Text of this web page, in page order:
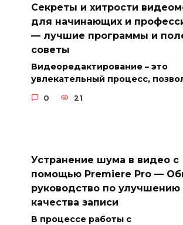
Секреты и хитрости
для начинающих и
— лучшие программы и
советы
Видеоредактирование – это
увлекательный процесс,
0 21
Устранение шума в видео с
помощью Premiere Pro —
руководство по улучшению
качества записи
В процессе работы с